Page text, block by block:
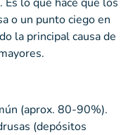
o un punto ciego en
la principal causa de
(aprox. 80-90%).
(depósitos